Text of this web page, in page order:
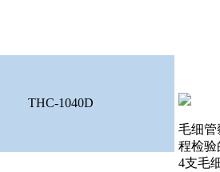
THC-1040D
毛细管
程检验
4支毛